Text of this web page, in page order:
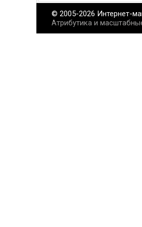
© 2005-2026 Интернет-
Атрибутика и